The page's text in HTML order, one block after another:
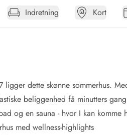
vand...)
Indretning Kort
ligger dette skønne sommerhus.
beliggenhed få minutters
og en sauna - hvor I kan
med wellness-highlights